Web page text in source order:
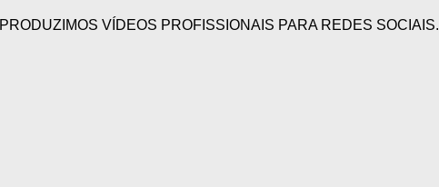
PRODUZIMOS VÍDEOS PROFISSIONAIS PARA REDES SOCIAIS.